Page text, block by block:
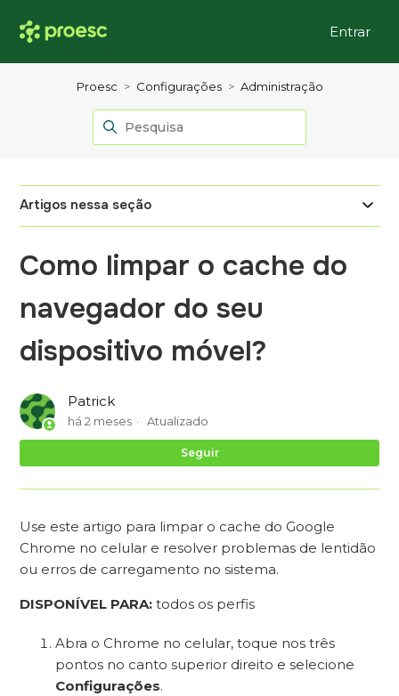
Entrar
Proesc Configurações Administração
Artigos nessa seção
Como limpar o cache do
navegador do seu
dispositivo móvel?
Patrick
há 2 meses Atualizado
Seguir
Use este artigo para limpar o cache do Google
Chrome no celular e resolver problemas de lentidão
ou erros de carregamento no sistema.
DISPONÍVEL PARA: todos os perfis
Abra o Chrome no celular, toque nos três
pontos no canto superior direito e selecione
Configurações.